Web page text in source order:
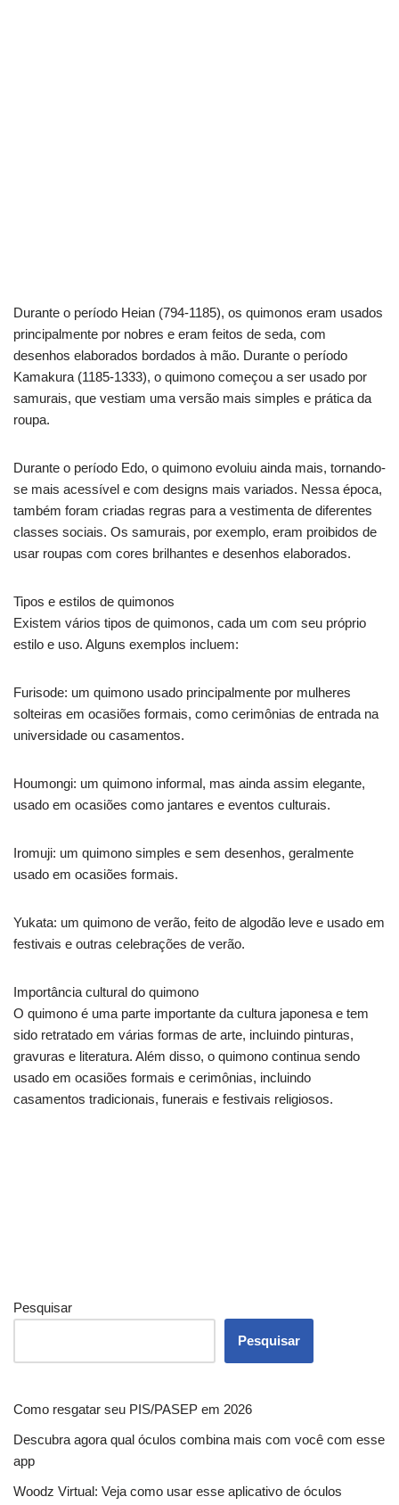
Durante o período Heian (794-1185), os quimonos eram usados
principalmente por nobres e eram feitos de seda, com
desenhos elaborados bordados à mão. Durante o período
Kamakura (1185-1333), o quimono começou a ser usado por
samurais, que vestiam uma versão mais simples e prática da
roupa.
Durante o período Edo, o quimono evoluiu ainda mais, tornando-
se mais acessível e com designs mais variados. Nessa época,
também foram criadas regras para a vestimenta de diferentes
classes sociais. Os samurais, por exemplo, eram proibidos de
usar roupas com cores brilhantes e desenhos elaborados.
Tipos e estilos de quimonos
Existem vários tipos de quimonos, cada um com seu próprio
estilo e uso. Alguns exemplos incluem:
Furisode: um quimono usado principalmente por mulheres
solteiras em ocasiões formais, como cerimônias de entrada na
universidade ou casamentos.
Houmongi: um quimono informal, mas ainda assim elegante,
usado em ocasiões como jantares e eventos culturais.
Iromuji: um quimono simples e sem desenhos, geralmente
usado em ocasiões formais.
Yukata: um quimono de verão, feito de algodão leve e usado em
festivais e outras celebrações de verão.
Importância cultural do quimono
O quimono é uma parte importante da cultura japonesa e tem
sido retratado em várias formas de arte, incluindo pinturas,
gravuras e literatura. Além disso, o quimono continua sendo
usado em ocasiões formais e cerimônias, incluindo
casamentos tradicionais, funerais e festivais religiosos.
Pesquisar
Pesquisar
Como resgatar seu PIS/PASEP em 2026
Descubra agora qual óculos combina mais com você com esse
app
Woodz Virtual: Veja como usar esse aplicativo de óculos